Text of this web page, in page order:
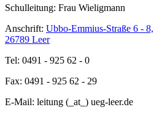
Schulleitung: Frau Wieligmann
Anschrift: Ubbo-Emmius-Straße 6 - 8,
26789 Leer
Tel: 0491 - 925 62 - 0
Fax: 0491 - 925 62 - 29
E-Mail: leitung (_at_) ueg-leer.de